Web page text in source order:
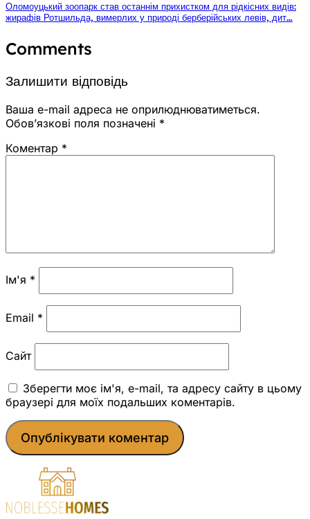
Оломоуцький зоопарк став останнім прихистком для рідкісних видів:
жирафів Ротшильда, вимерлих у природі берберійських левів, дит…
Comments
Залишити відповідь
Ваша e-mail адреса не оприлюднюватиметься.
Обов’язкові поля позначені *
Коментар *
Ім'я *
Email *
Сайт
Зберегти моє ім'я, e-mail, та адресу сайту в цьому
браузері для моїх подальших коментарів.